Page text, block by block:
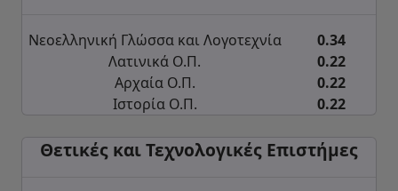
Νεοελληνική Γλώσσα και Λογοτεχνία
0.34
Λατινικά Ο.Π.
0.22
Αρχαία Ο.Π.
0.22
Ιστορία Ο.Π.
0.22
Θετικές και Τεχνολογικές Επιστήμες